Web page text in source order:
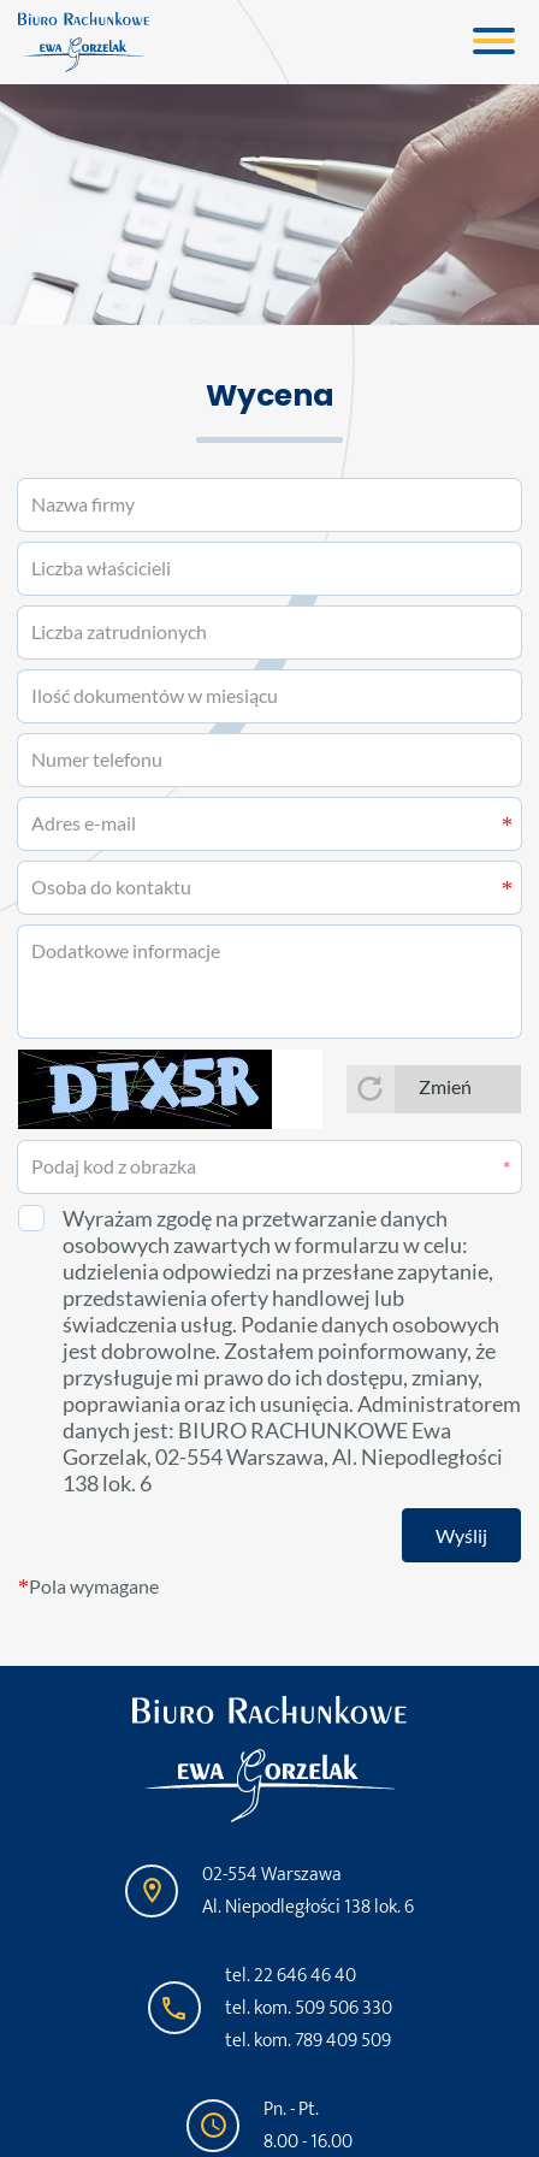
Usługi księgowe
Kadry i płace
Doradztwo gospodarcze
Kontakt
Wycena
Zmień
Wyrażam zgodę na przetwarzanie danych
osobowych zawartych w formularzu w celu:
udzielenia odpowiedzi na przesłane zapytanie,
przedstawienia oferty handlowej lub
świadczenia usług. Podanie danych osobowych
jest dobrowolne. Zostałem poinformowany, że
przysługuje mi prawo do ich dostępu, zmiany,
poprawiania oraz ich usunięcia. Administratorem
danych jest: BIURO RACHUNKOWE Ewa
Gorzelak, 02-554 Warszawa, Al. Niepodległości
138 lok. 6
Wyślij
Pola wymagane
02-554 Warszawa
Al. Niepodległości 138 lok. 6
tel. 22 646 46 40
tel. kom. 509 506 330
tel. kom. 789 409 509
Pn. - Pt.
8.00 - 16.00